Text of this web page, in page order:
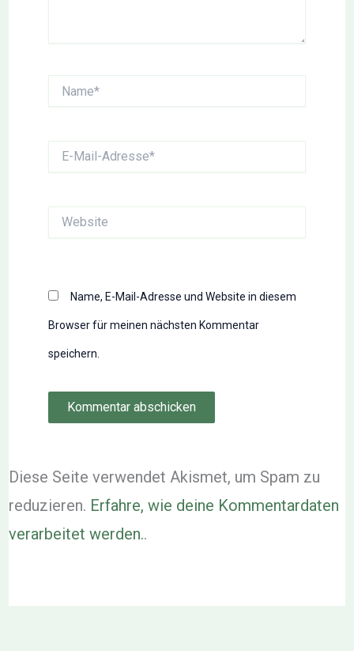
Mail-
Name, E-Mail-Adresse und Website in diesem
Browser für meinen nächsten Kommentar
speichern.
Diese Seite verwendet Akismet, um Spam zu
reduzieren. Erfahre, wie deine Kommentardaten
verarbeitet werden..